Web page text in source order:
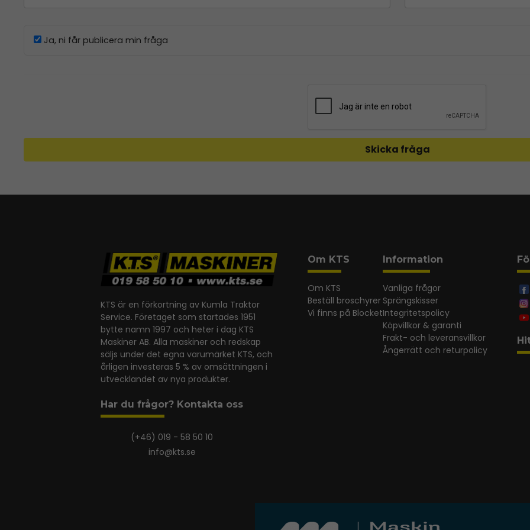
Ja, ni får publicera min fråga
Skicka fråga
KTS är en förkortning av Kumla Traktor
Service. Företaget som startades 1951
bytte namn 1997 och heter i dag KTS
Maskiner AB. Alla maskiner och redskap
säljs under det egna varumärket KTS, och
årligen investeras 5 % av omsättningen i
utvecklandet av nya produkter.
Har du frågor? Kontakta oss
(+46) 019 - 58 50 10
info@kts.se
Om KTS
Om KTS
Beställ broschyrer
Vi finns på Blocket
Information
Vanliga frågor
Sprängskisser
Integritetspolicy
Köpvillkor & garanti
Frakt- och leveransvillkor
Ångerrätt och returpolicy